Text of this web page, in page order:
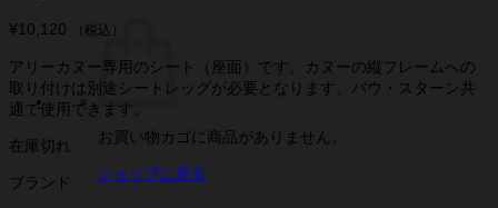
お買い物カゴに商品がありません。
ショップに戻る
¥10,120 （税込）
アリーカヌー専用のシート（座面）です。カヌーの縦フレームへの
取り付けは別途シートレッグが必要となります。バウ・スターン共
通で使用できます。
在庫切れ
ブランド